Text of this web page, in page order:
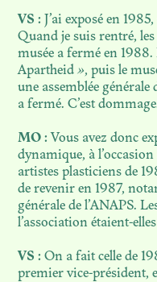
VS : J’ai exposé en
Quand je suis rentré,
musée a fermé en
Apartheid», puis le
une assemblée générale
a fermé. C’est
MO : Vous avez donc
dynamique, à
artistes plasticiens de
de revenir en 1987,
générale de l’ANAPS.
l’association étaient-
VS : On a fait celle de
premier vice-président,